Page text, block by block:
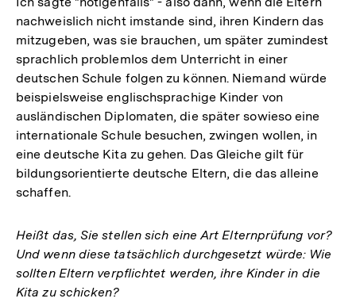
nachweislich nicht imstande sind, ihren Kindern das
mitzugeben, was sie brauchen, um später zumindest
sprachlich problemlos dem Unterricht in einer
deutschen Schule folgen zu können. Niemand würde
beispielsweise englischsprachige Kinder von
ausländischen Diplomaten, die später sowieso eine
internationale Schule besuchen, zwingen wollen, in
eine deutsche Kita zu gehen. Das Gleiche gilt für
bildungsorientierte deutsche Eltern, die das alleine
schaffen.
Heißt das, Sie stellen sich eine Art Elternprüfung vor?
Und wenn diese tatsächlich durchgesetzt würde: Wie
sollten Eltern verpflichtet werden, ihre Kinder in die
Kita zu schicken?